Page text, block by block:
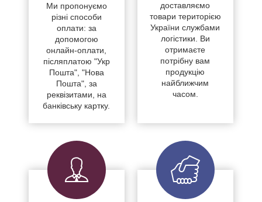
Ми пропонуємо
різні способи
оплати: за
допомогою
онлайн-оплати,
післяплатою "Укр
Пошта", "Нова
Пошта", за
реквізитами, на
банківську картку.
доставляємо
товари територією
України службами
логістики. Ви
отримаєте
потрібну вам
продукцію
найближчим
часом.